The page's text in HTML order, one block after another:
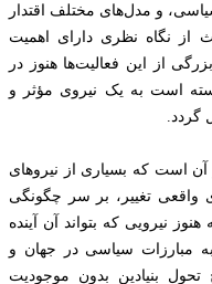
و مدل‌های مختلف اقتدار
نگاه نظری دارای اهمیت
از این فعالیت‌ها هنوز در
است به یک نیروی مؤثر و
گردد.
است که بسیاری از نیروهای
تغییر، بر سر چگونگی
نیرویی که بتواند آن آینده
مبارزات سیاسی در جهان و
بنیادین بدون موجودیت